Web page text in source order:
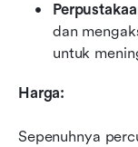
dan
untuk
Harga:
Sepenuhnya